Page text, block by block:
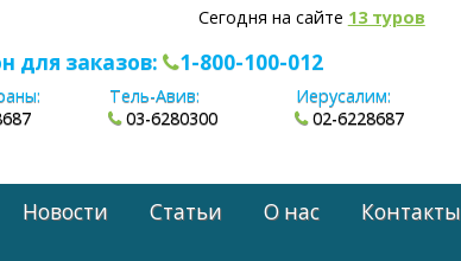
Сегодня на сайте 13 туров
для заказов: 1-800-100-012
Тель-Авив:
03-6280300
Иерусалим:
02-6228687
Новости Статьи О нас Контакты